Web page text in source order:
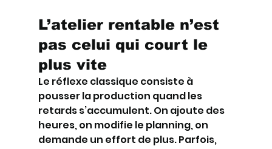
L’atelier rentable n’est
pas celui qui court le
plus vite
Le réflexe classique consiste à
pousser la production quand les
retards s’accumulent. On ajoute des
heures, on modifie le planning, on
demande un effort de plus. Parfois,